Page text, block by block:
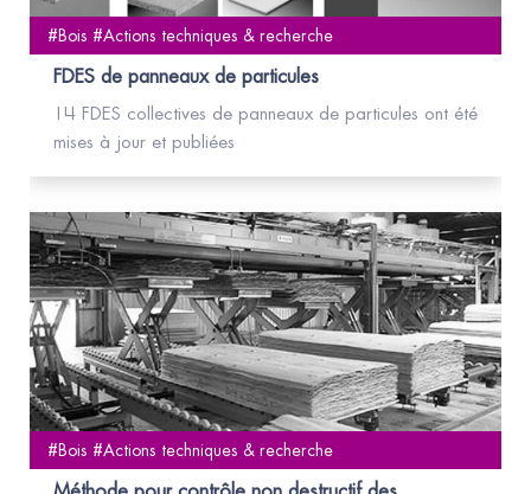
#Bois #Actions techniques & recherche
FDES de panneaux de particules
14 FDES collectives de panneaux de particules ont été
mises à jour et publiées
#Bois #Actions techniques & recherche